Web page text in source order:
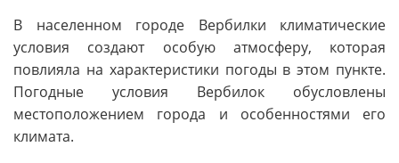
В населенном городе Вербилки климатические
условия создают особую атмосферу, которая
повлияла на характеристики погоды в этом пункте.
Погодные условия Вербилок обусловлены
местоположением города и особенностями его
климата.